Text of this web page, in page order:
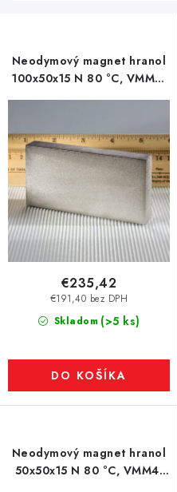
Neodymový magnet hranol
100x50x15 N 80 °C, VMM4-
N35
Skladom (>5 ks)
€191,40 bez DPH
€235,42
DO KOŠÍKA
Neodymový magnet hranol
50x50x15 N 80 °C, VMM4-